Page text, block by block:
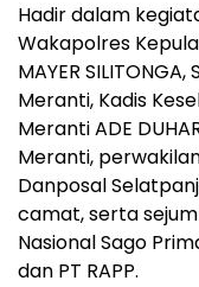
Hadir dalam
Wakapolres
MAYER
Meranti, Kadis
Meranti ADE
Meranti,
Danposal
camat, serta
Nasional Sago
dan PT RAPP.